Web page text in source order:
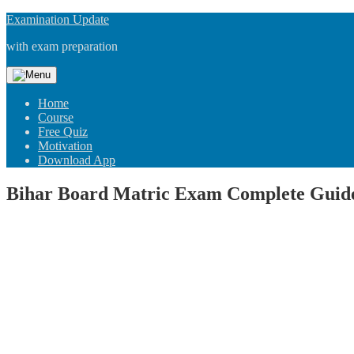
Skip
content
Examination Update
with exam preparation
Home
Course
Free Quiz
Motivation
Download App
Bihar Board Matric Exam Complete